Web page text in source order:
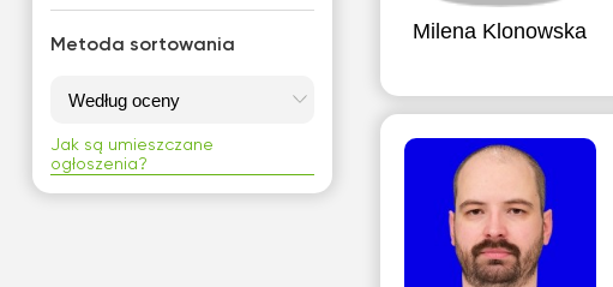
Milena Klonowska
Metoda sortowania
Jak są umieszczane
ogłoszenia?